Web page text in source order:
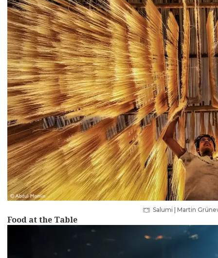
Salumi | Martin
Food at the Table